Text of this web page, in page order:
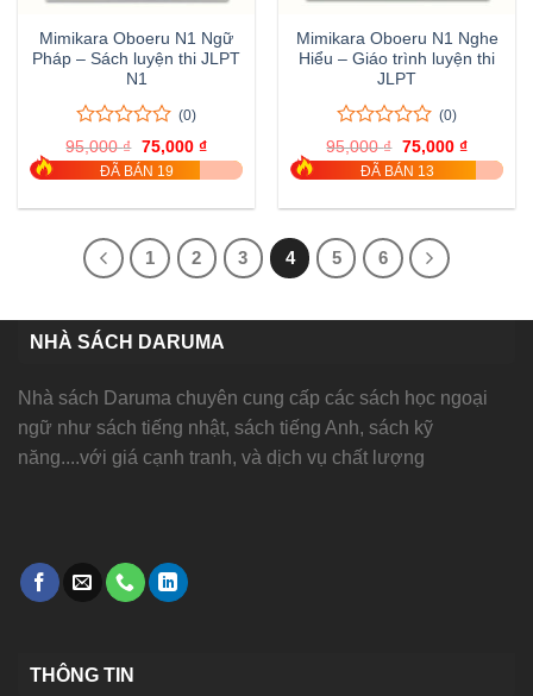
Mimikara Oboeru N1 Ngữ
Pháp – Sách luyện thi JLPT
N1
0
trên
5
0
(0)
95,000₫ Giá
gốc
là:
75,000 ₫Giá
hiện
tại
75,000 ₫.
ĐÃ BÁN 19
Mimikara Oboeru N1 Nghe
Hiểu – Giáo trình luyện thi
JLPT
0
trên
5
0
(0)
95,000₫ Giá
gốc
là:
75,000 ₫Giá
hiện
tại
75,000
ĐÃ BÁN 13
1 2 3 4 5 6
NHÀ SÁCH DARUMA
Nhà sách Daruma chuyên cung cấp các sách học ngoại
ngữ như sách tiếng nhật, sách tiếng Anh, sách kỹ
năng....với giá cạnh tranh, và dịch vụ chất lượng
THÔNG TIN